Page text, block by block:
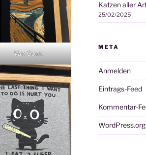
Van Gogh
Katzen aller
25/02/2025
META
Anmelden
Eintrags-Feed
Kommentar-
WordPress.org